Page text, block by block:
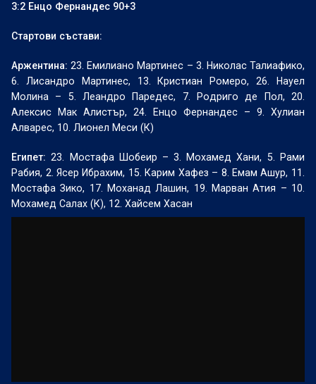
3:2 Енцо Фернандес 90+3
Стартови състави:
Аржентина:23. Емилиано Мартинес – 3. Николас Талиафико,
6. Лисандро Мартинес, 13. Кристиан Ромеро, 26. Науел
Молина – 5. Леандро Паредес, 7. Родриго де Пол, 20.
Алексис Мак Алистър, 24. Енцо Фернандес – 9. Хулиан
Алварес, 10. Лионел Меси (К)
Египет: 23. Мостафа Шобеир – 3. Мохамед Хани, 5. Рами
Рабия, 2. Ясер Ибрахим, 15. Карим Хафез – 8. Емам Ашур, 11.
Мостафа Зико, 17. Моханад Лашин, 19. Марван Атия – 10.
Мохамед Салах (К), 12. Хайсем Хасан